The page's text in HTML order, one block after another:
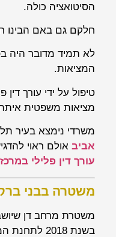
הסיטואציה כולה.
חלקם גם באם הבינו
לא תמיד מדובר היה
המציאות.
טיפול על ידי עורך דין
מציאות משפטית
משרדי נימצא בעיר
אביב אולם ראוי
עורך דין פלילי במרכז
משטרה בבני
משטרת מרחב דן
בשנת 2018 לתחנת המשטרה בבני ברק.